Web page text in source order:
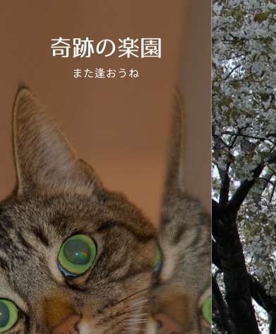
奇跡の楽園
また逢おうね